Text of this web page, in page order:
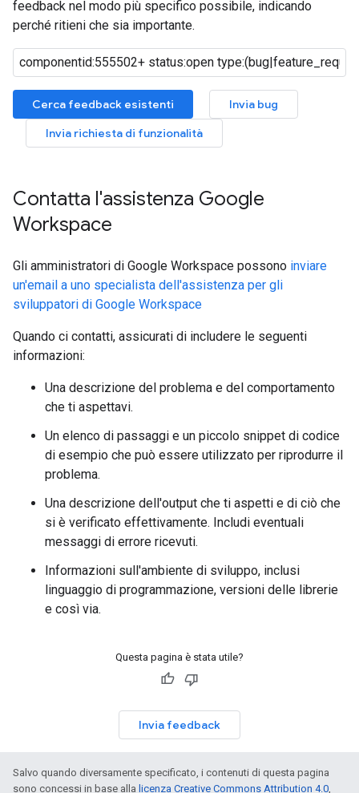
feedback nel modo più specifico possibile, indicando
perché ritieni che sia importante.
Cerca feedback esistenti
Invia bug
Invia richiesta di funzionalità
Contatta l'assistenza Google
Workspace
Gli amministratori di Google Workspace possono inviare
un'email a uno specialista dell'assistenza per gli
sviluppatori di Google Workspace
Quando ci contatti, assicurati di includere le seguenti
informazioni:
Una descrizione del problema e del comportamento
che ti aspettavi.
Un elenco di passaggi e un piccolo snippet di codice
di esempio che può essere utilizzato per riprodurre il
problema.
Una descrizione dell'output che ti aspetti e di ciò che
si è verificato effettivamente. Includi eventuali
messaggi di errore ricevuti.
Informazioni sull'ambiente di sviluppo, inclusi
linguaggio di programmazione, versioni delle librerie
e così via.
Questa pagina è stata utile?
Invia feedback
Salvo quando diversamente specificato, i contenuti di questa pagina
sono concessi in base alla licenza Creative Commons Attribution 4.0,